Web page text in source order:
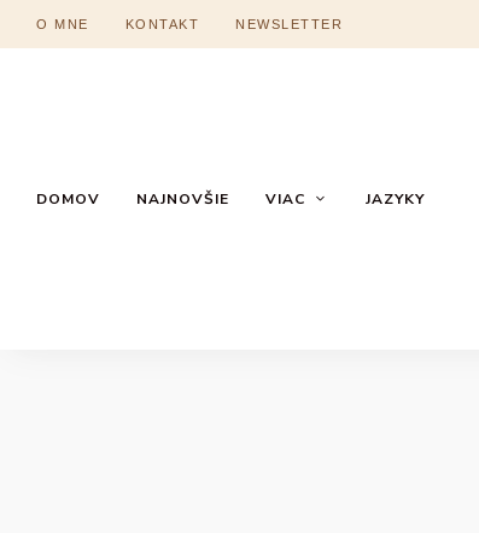
O MNE KONTAKT NEWSLETTER
DOMOV NAJNOVŠIE VIAC JAZYKY